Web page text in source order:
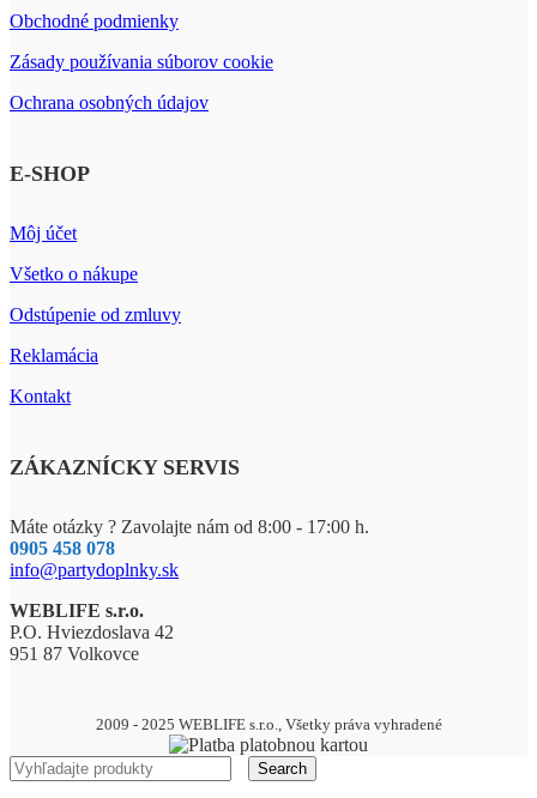
Obchodné podmienky
Zásady používania súborov cookie
Ochrana osobných údajov
E-SHOP
Môj účet
Všetko o nákupe
Odstúpenie od zmluvy
Reklamácia
Kontakt
ZÁKAZNÍCKY SERVIS
Máte otázky ? Zavolajte nám od 8:00 - 17:00 h.
0905 458 078
info@partydoplnky.sk
WEBLIFE s.r.o.
P.O. Hviezdoslava 42
951 87 Volkovce
2009 - 2025 WEBLIFE s.r.o., Všetky práva vyhradené
Search